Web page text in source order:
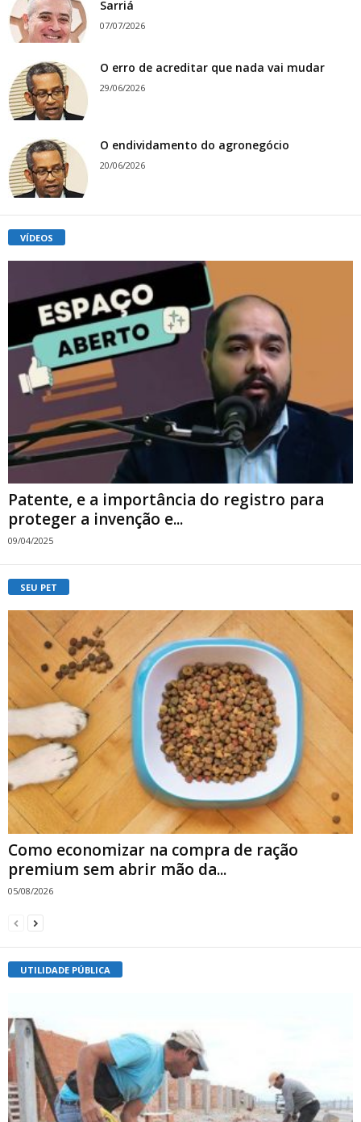
Sarriá
07/07/2026
O erro de acreditar que nada vai mudar
29/06/2026
O endividamento do agronegócio
20/06/2026
VÍDEOS
Patente, e a importância do registro para
proteger a invenção e...
09/04/2025
SEU PET
Como economizar na compra de ração
premium sem abrir mão da...
05/08/2026
UTILIDADE PÚBLICA